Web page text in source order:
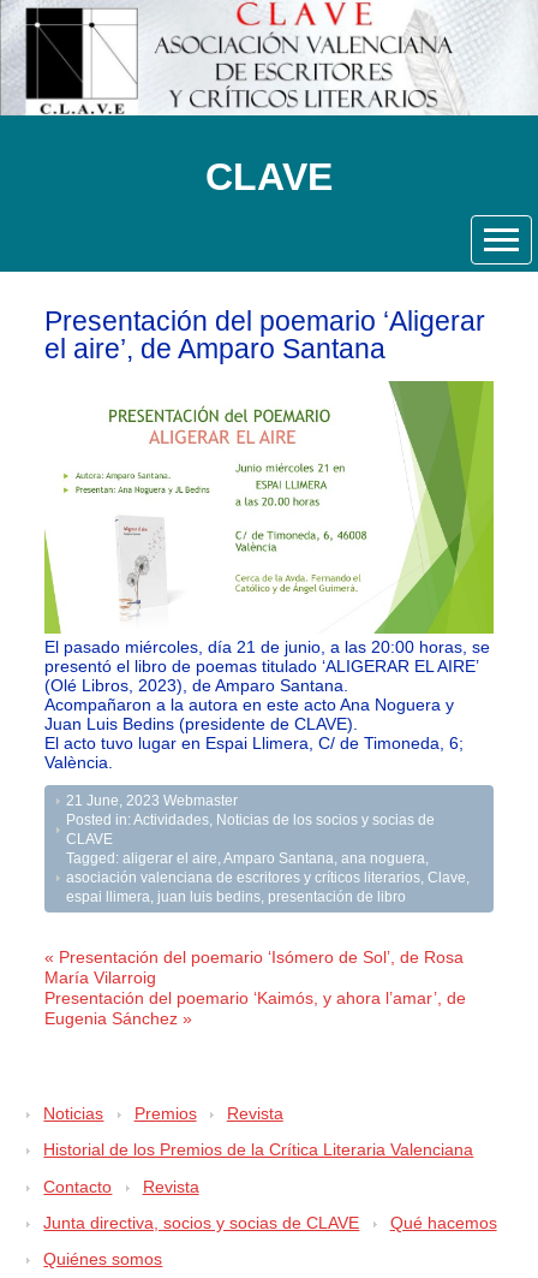
CLAVE
Presentación del poemario ‘Aligerar
el aire’, de Amparo Santana
El pasado miércoles, día 21 de junio, a las 20:00 horas, se
presentó el libro de poemas titulado ‘ALIGERAR EL AIRE’
(Olé Libros, 2023), de Amparo Santana.
Acompañaron a la autora en este acto Ana Noguera y
Juan Luis Bedins (presidente de CLAVE).
El acto tuvo lugar en Espai Llimera, C/ de Timoneda, 6;
València.
21 June, 2023 Webmaster
Posted in:Actividades
Noticias de los socios y socias de
CLAVE
Tagged:aligerar el aire ,Amparo Santana ,ana noguera
asociación valenciana de escritores y críticos literarios ,Clave
espai llimera
juan luis bedins presentación de libro
« Presentación del poemario ‘Isómero de Sol’, de Rosa
María Vilarroig
Presentación del poemario ‘Kaimós, y ahora l’amar’, de
Eugenia Sánchez »
Noticias Premios
Revista
Historial de los Premios de la Crítica Literaria Valenciana
Contacto
Revista
Junta directiva, socios y socias de CLAVE
Qué hacemos
Quiénes somos